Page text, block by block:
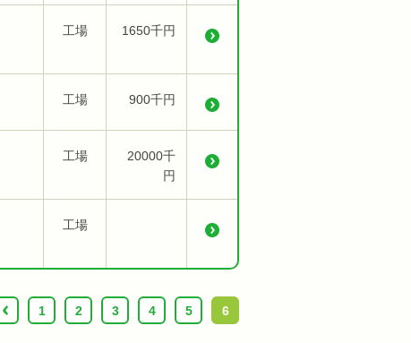
工場 1650千円
工場 900千円
工場
20000千
円
工場
‹ 1 2 3 4 5 6